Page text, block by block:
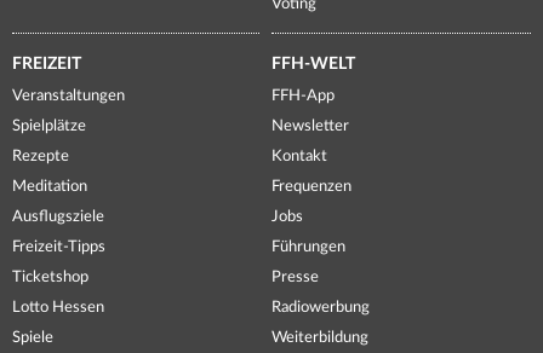
Voting
FREIZEIT
Veranstaltungen
Spielplätze
Rezepte
Meditation
Ausflugsziele
Freizeit-Tipps
Ticketshop
Lotto Hessen
Spiele
FFH-WELT
FFH-App
Newsletter
Kontakt
Frequenzen
Jobs
Führungen
Presse
Radiowerbung
Weiterbildung